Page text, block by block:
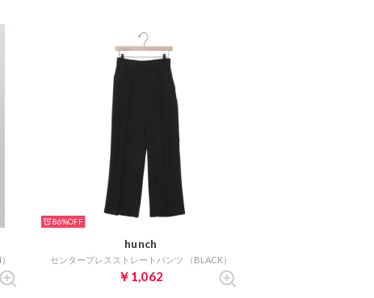
86%
hunch
センタープレスストレートパンツ （BLACK）
￥1,062